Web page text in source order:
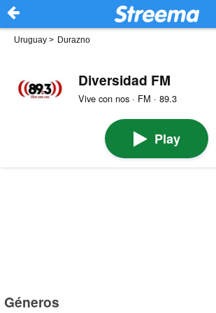
Uruguay > Durazno
Diversidad FM
Vive con nos · FM · 89.3
Play
Géneros